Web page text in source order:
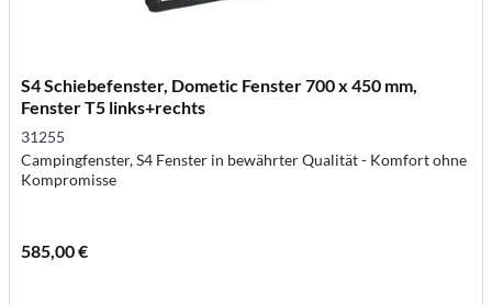
S4 Schiebefenster, Dometic Fenster 700 x 450 mm,
Fenster T5 links+rechts
31255
Campingfenster, S4 Fenster in bewährter Qualität - Komfort ohne
Kompromisse
585,00 €